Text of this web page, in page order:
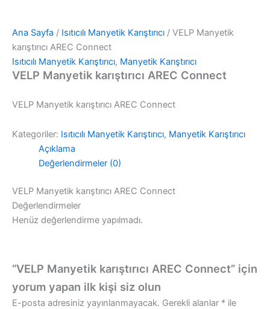
Ana Sayfa / Isıtıcılı Manyetik Karıştırıcı / VELP Manyetik
karıştırıcı AREC Connect
Isıtıcılı Manyetik Karıştırıcı, Manyetik Karıştırıcı
VELP Manyetik karıştırıcı AREC Connect
VELP Manyetik karıştırıcı AREC Connect
Kategoriler: Isıtıcılı Manyetik Karıştırıcı, Manyetik Karıştırıcı
Açıklama
Değerlendirmeler (0)
VELP Manyetik karıştırıcı AREC Connect
Değerlendirmeler
Henüz değerlendirme yapılmadı.
“VELP Manyetik karıştırıcı AREC Connect” için
yorum yapan ilk kişi siz olun
E-posta adresiniz yayınlanmayacak. Gerekli alanlar * ile